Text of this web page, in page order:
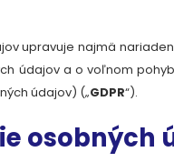
upravuje najmä
údajov a o voľnom
údajov) („GDPR“).
osobných